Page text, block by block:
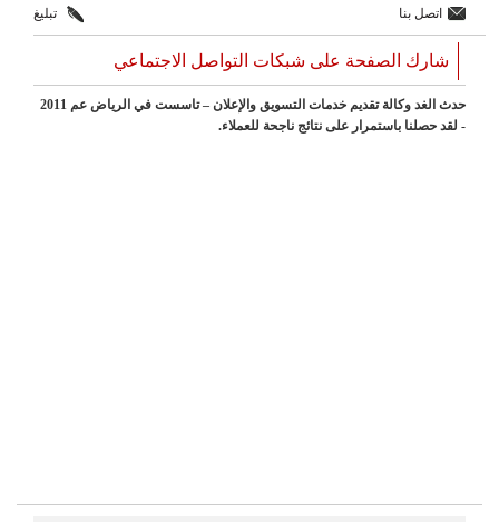
اتصل بنا تبليغ
شارك الصفحة على شبكات التواصل الاجتماعي
حدث الغد وكالة تقديم خدمات التسويق والإعلان – تاسست في الرياض عم 2011
- لقد حصلنا باستمرار على نتائج ناجحة للعملاء.